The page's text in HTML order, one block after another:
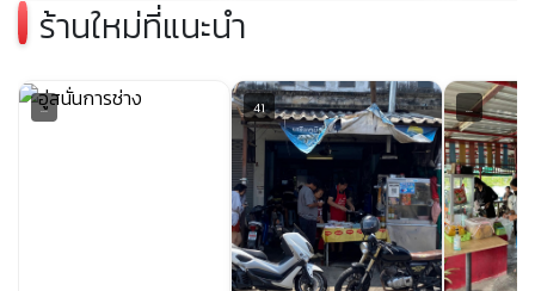
ร้านใหม่ที่แนะนำ
... 41 ...